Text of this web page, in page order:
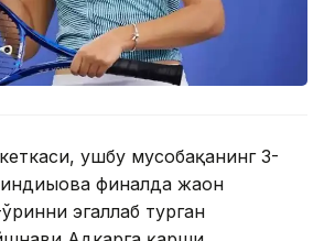
ушбу мусобақанинг 3-
финалда жаҳон
эгаллаб турган